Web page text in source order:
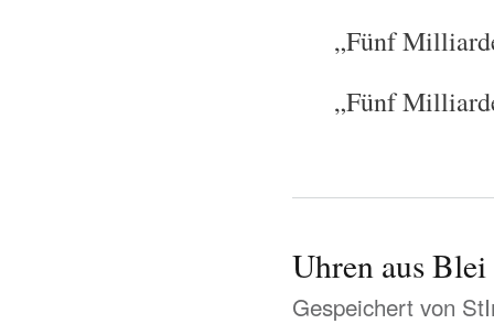
„Fünf
„Fünf
Uhren aus Blei
Gespeichert von